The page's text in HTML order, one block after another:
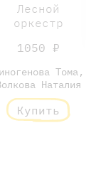
Лесной
оркестр
1050 ₽
Тома,
Наталия
Купить